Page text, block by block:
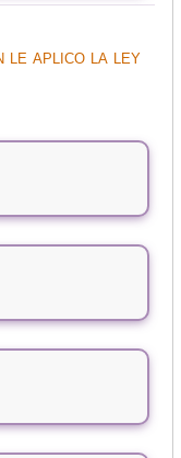
le aplico la ley